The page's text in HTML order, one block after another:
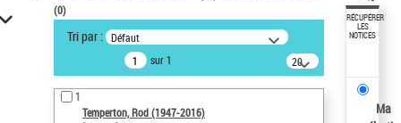
VOTRE RECHERCHE
Recherche avancée dans les
notices d’autorité
Œuvres liées à l'auteur :
Temperton, Rod (1947-2016)
(0)
Tri par : Défaut
sur 1
20
résultats/page
1
Temperton, Rod (1947-2016)
RÉCUPÉRER
LES
NOTICES
Ma